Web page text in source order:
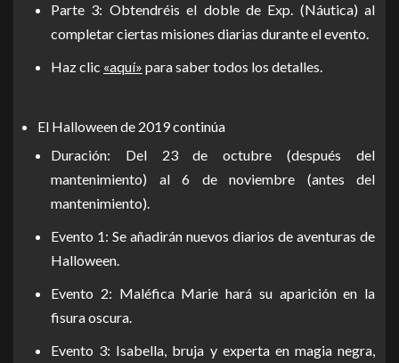
Parte 3: Obtendréis el doble de Exp. (Náutica) al
completar ciertas misiones diarias durante el evento.
Haz clic «aquí» para saber todos los detalles.
El Halloween de 2019 continúa
Duración: Del 23 de octubre (después del
mantenimiento) al 6 de noviembre (antes del
mantenimiento).
Evento 1: Se añadirán nuevos diarios de aventuras de
Halloween.
Evento 2: Maléfica Marie hará su aparición en la
fisura oscura.
Evento 3: Isabella, bruja y experta en magia negra,